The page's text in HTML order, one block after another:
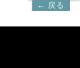
← 戻る